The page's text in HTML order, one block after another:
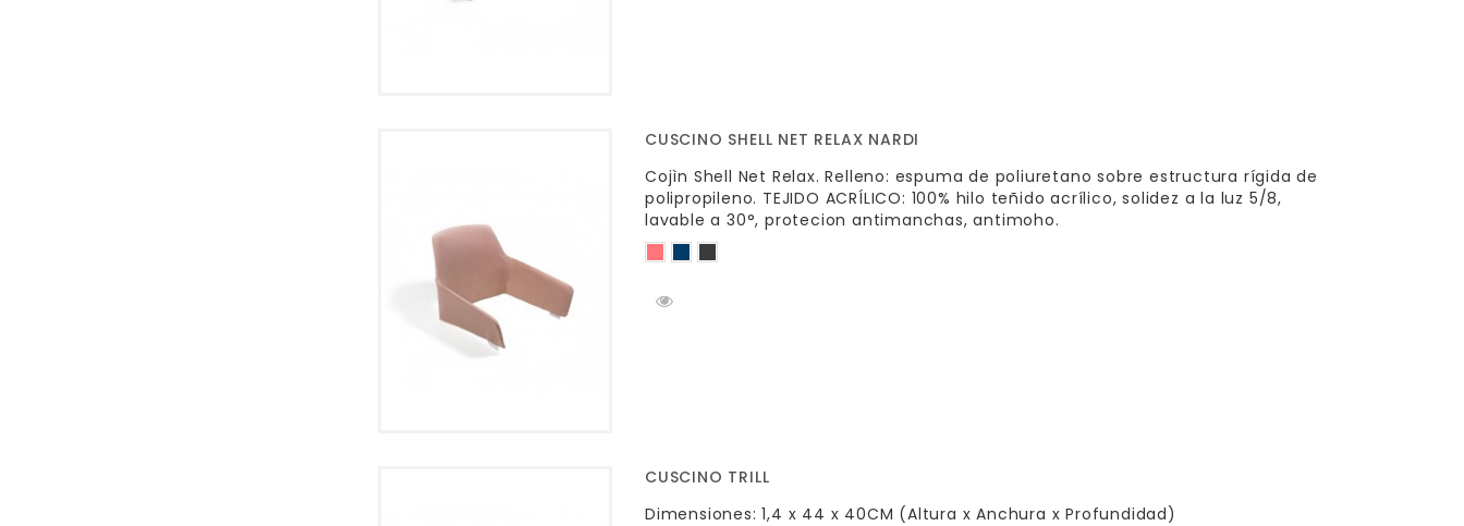
CUSCINO SHELL NET RELAX NARDI
Cojìn Shell Net Relax. Relleno: espuma de poliuretano sobre estructura rígida de
polipropileno. TEJIDO ACRÍLICO: 100% hilo teñido acrílico, solidez a la luz 5/8,
lavable a 30°, protecion antimanchas, antimoho.
CUSCINO TRILL
Dimensiones: 1,4 x 44 x 40CM (Altura x Anchura x Profundidad)